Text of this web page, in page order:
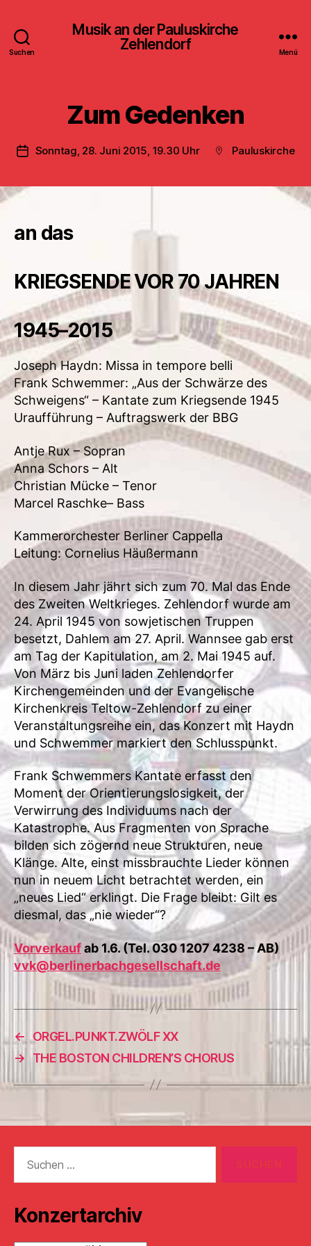
Suchen
Musik an der Pauluskirche
Zehlendorf
Menü
Zum Gedenken
Veröffentlichungsdatum
Sonntag, 28. Juni 2015, 19.30 Uhr Beitragsort
Pauluskirche
an das
KRIEGSENDE VOR 70 JAHREN
1945–2015
Joseph Haydn: Missa in tempore belli
Frank Schwemmer: „Aus der Schwärze des
Schweigens“ – Kantate zum Kriegsende 1945
Uraufführung – Auftragswerk der BBG
Antje Rux – Sopran
Anna Schors – Alt
Christian Mücke – Tenor
Marcel Raschke– Bass
Kammerorchester Berliner Cappella
Leitung: Cornelius Häußermann
In diesem Jahr jährt sich zum 70. Mal das Ende
des Zweiten Weltkrieges. Zehlendorf wurde am
24. April 1945 von sowjetischen Truppen
besetzt, Dahlem am 27. April. Wannsee gab erst
am Tag der Kapitulation, am 2. Mai 1945 auf.
Von März bis Juni laden Zehlendorfer
Kirchengemeinden und der Evangelische
Kirchenkreis Teltow-Zehlendorf zu einer
Veranstaltungsreihe ein, das Konzert mit Haydn
und Schwemmer markiert den Schlusspunkt.
Frank Schwemmers Kantate erfasst den
Moment der Orientierungslosigkeit, der
Verwirrung des Individuums nach der
Katastrophe. Aus Fragmenten von Sprache
bilden sich zögernd neue Strukturen, neue
Klänge. Alte, einst missbrauchte Lieder können
nun in neuem Licht betrachtet werden, ein
„neues Lied“ erklingt. Die Frage bleibt: Gilt es
diesmal, das „nie wieder“?
Vorverkaufab 1.6. (Tel. 030 1207 4238 – AB)
vvk@berlinerbachgesellschaft.de
←
ORGEL.PUNKT.ZWÖLF XX
→
THE BOSTON CHILDREN’S CHORUS
nach:
Konzertarchiv